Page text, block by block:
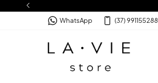
WhatsApp (37) 991155288